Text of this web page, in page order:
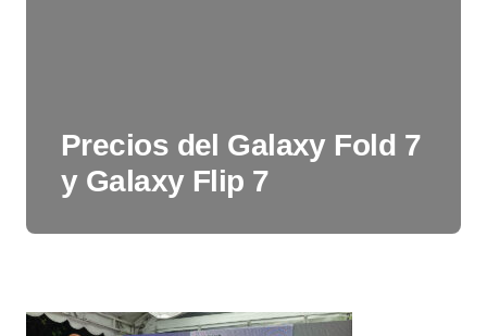
Precios del Galaxy Fold 7
y Galaxy Flip 7